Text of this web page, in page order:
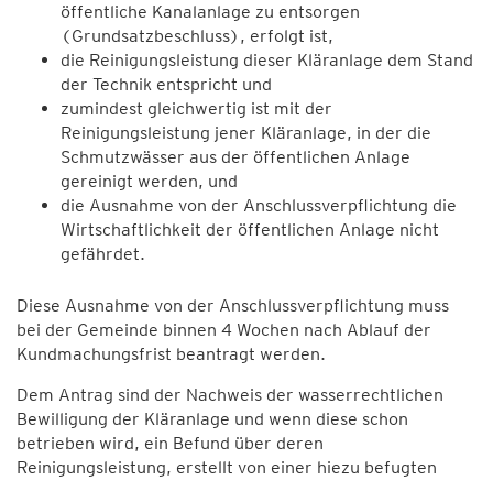
öffentliche Kanalanlage zu entsorgen
(Grundsatzbeschluss), erfolgt ist,
die Reinigungsleistung dieser Kläranlage dem Stand
der Technik entspricht und
zumindest gleichwertig ist mit der
Reinigungsleistung jener Kläranlage, in der die
Schmutzwässer aus der öffentlichen Anlage
gereinigt werden, und
die Ausnahme von der Anschlussverpflichtung die
Wirtschaftlichkeit der öffentlichen Anlage nicht
gefährdet.
Diese Ausnahme von der Anschlussverpflichtung muss
bei der Gemeinde binnen 4 Wochen nach Ablauf der
Kundmachungsfrist beantragt werden.
Dem Antrag sind der Nachweis der wasserrechtlichen
Bewilligung der Kläranlage und wenn diese schon
betrieben wird, ein Befund über deren
Reinigungsleistung, erstellt von einer hiezu befugten